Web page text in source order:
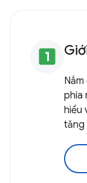
looks_one
phía
hiểu
tăng